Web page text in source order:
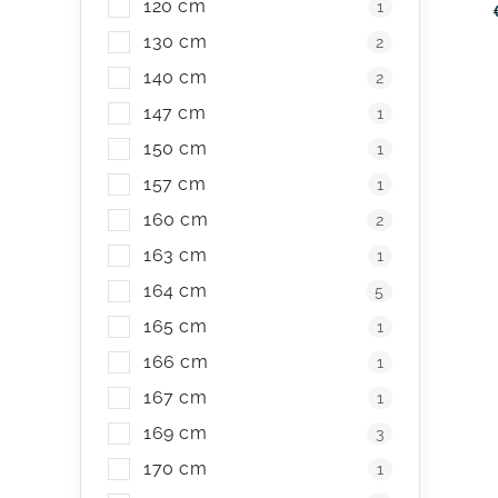
120 cm 1
130 cm 2
140 cm 2
147 cm 1
150 cm 1
157 cm 1
160 cm 2
163 cm 1
164 cm 5
165 cm 1
166 cm 1
167 cm 1
169 cm 3
170 cm 1
u